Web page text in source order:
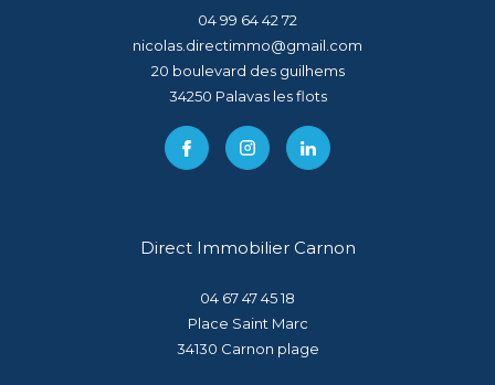
04 99 64 42 72
nicolas.directimmo@gmail.com
20 boulevard des guilhems
34250
palavas les flots
Direct Immobilier Carnon
04 67 47 45 18
Place Saint Marc
34130
carnon plage